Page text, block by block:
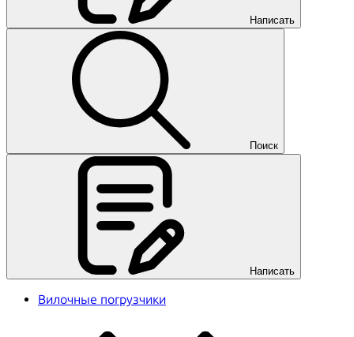
Написать
Поиск
Написать
Вилочные погрузчики